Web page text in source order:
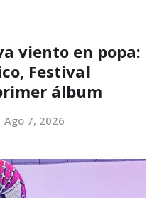
viento en popa:
Festival
álbum
Ago 7, 2026